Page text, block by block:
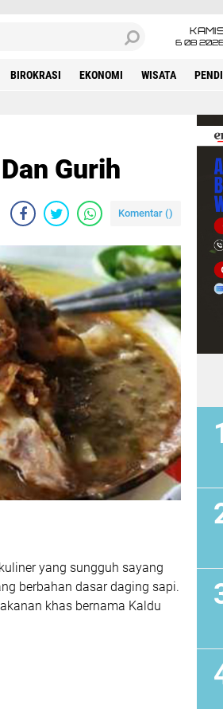
6 08
BIROKRASI EKONOMI WISATA
Gurih
Komentar ()
yang sungguh sayang
berbahan dasar daging sapi.
khas bernama Kaldu